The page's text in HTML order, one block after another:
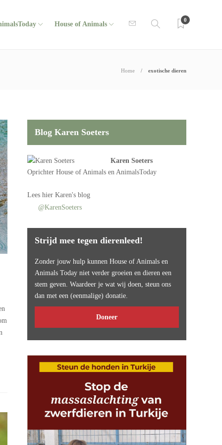
House of Animals
0
Home exotische dieren
Blog Karen Soeters
Karen Soeters
OprichterHouse of Animals en AnimalsToday
Leeshier Karen's blog
@KarenSoeters
Strijd mee tegen dierenleed!
Zonder jouw hulp kunnen House of Animals en
Animals Today niet verder groeien en dieren een
stem geven. Waardeer je wat wij doen, steun ons
dan met een (eenmalige) donatie.
Doneer